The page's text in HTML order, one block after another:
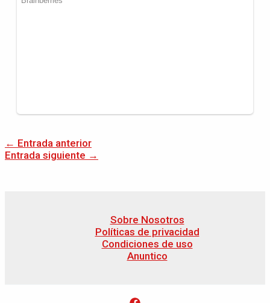
← Entrada anterior
Entrada siguiente →
Sobre Nosotros
Políticas de privacidad
Condiciones de uso
Anuntico